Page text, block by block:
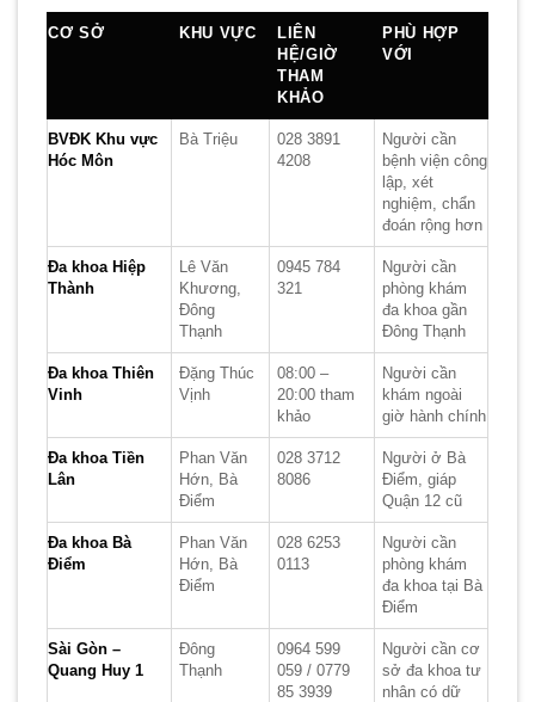
CƠ SỞ KHU VỰC
LIÊN
HỆ/GIỜ
THAM
KHẢO
PHÙ HỢP
VỚI
BVĐK Khu vực
Hóc Môn
Bà Triệu
028 3891
4208
Người cần
bệnh viện công
lập, xét
nghiệm, chẩn
đoán rộng hơn
Đa khoa Hiệp
Thành
Lê Văn
Khương,
Đông
Thạnh
0945 784
321
Người cần
phòng khám
đa khoa gần
Đông Thạnh
Đa khoa Thiên
Vinh
Đặng Thúc
Vịnh
08:00 –
20:00 tham
khảo
Người cần
khám ngoài
giờ hành chính
Đa khoa Tiền
Lân
Phan Văn
Hớn, Bà
Điểm
028 3712
8086
Người ở Bà
Điểm, giáp
Quận 12 cũ
Đa khoa Bà
Điểm
Phan Văn
Hớn, Bà
Điểm
028 6253
0113
Người cần
phòng khám
đa khoa tại Bà
Điểm
Sài Gòn –
Quang Huy 1
Đông
Thạnh
0964 599
059 / 0779
85 3939
Người cần cơ
sở đa khoa tư
nhân có dữ